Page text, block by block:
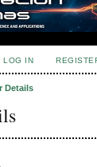
LOG IN
Details